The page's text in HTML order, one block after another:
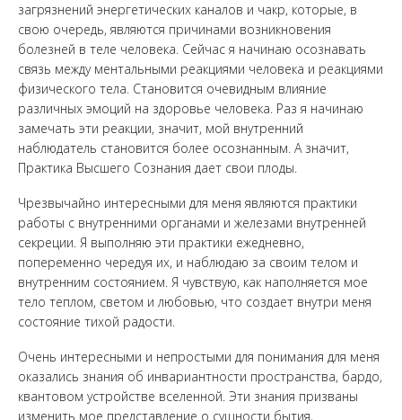
загрязнений энергетических каналов и чакр, которые, в
свою очередь, являются причинами возникновения
болезней в теле человека. Сейчас я начинаю осознавать
связь между ментальными реакциями человека и реакциями
физического тела. Становится очевидным влияние
различных эмоций на здоровье человека. Раз я начинаю
замечать эти реакции, значит, мой внутренний
наблюдатель становится более осознанным. А значит,
Практика Высшего Сознания дает свои плоды.
Чрезвычайно интересными для меня являются практики
работы с внутренними органами и железами внутренней
секреции. Я выполняю эти практики ежедневно,
попеременно чередуя их, и наблюдаю за своим телом и
внутренним состоянием. Я чувствую, как наполняется мое
тело теплом, светом и любовью, что создает внутри меня
состояние тихой радости.
Очень интересными и непростыми для понимания для меня
оказались знания об инвариантности пространства, бардо,
квантовом устройстве вселенной. Эти знания призваны
изменить мое представление о сущности бытия,